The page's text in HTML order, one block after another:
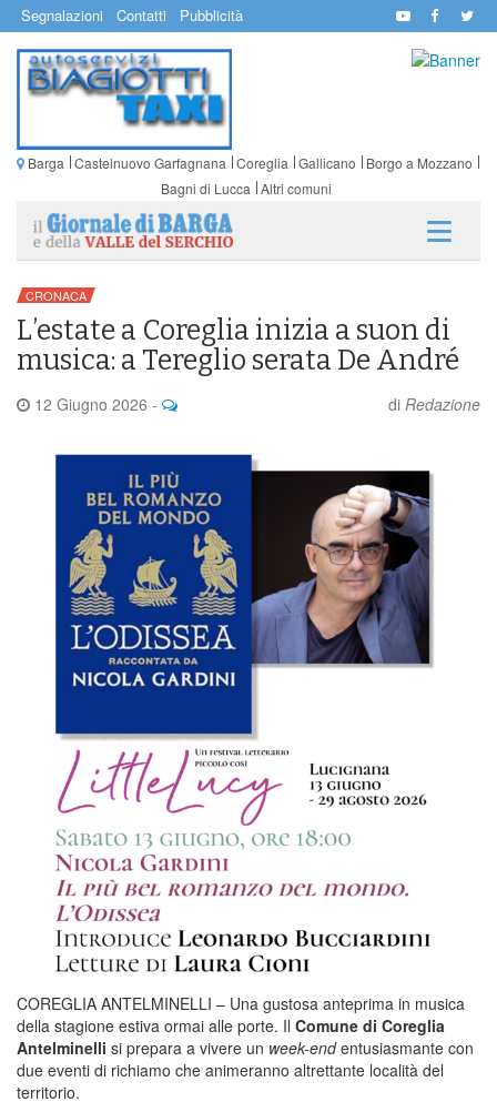
Segnalazioni Contatti Pubblicità
Barga Castelnuovo Garfagnana Coreglia Gallicano
Borgo a Mozzano
Bagni di Lucca Altri comuni
CRONACA
L’estate a Coreglia inizia a suon di
musica: a Tereglio serata De André
12 Giugno 2026 - di Redazione
COREGLIA ANTELMINELLI – Una gustosa anteprima in musica
della stagione estiva ormai alle porte. Il Comune di Coreglia
Antelminelli si prepara a vivere un week-endentusiasmante con
due eventi di richiamo che animeranno altrettante località del
territorio.